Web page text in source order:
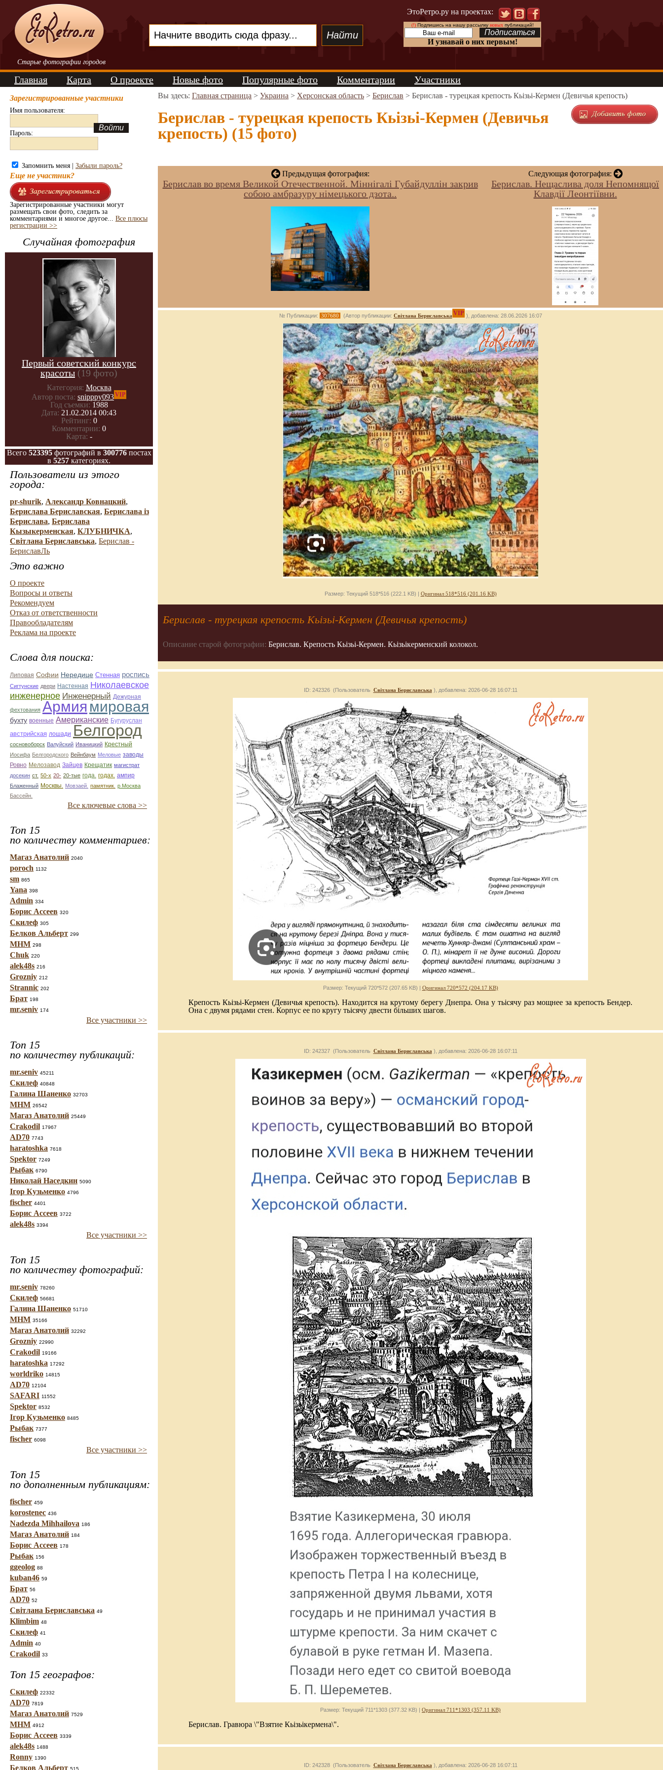
Старые фотографии городов
ЭтоРетро.ру на проектах:
(!)Подпишись на нашу рассылку новыхпубликаций!
И узнавай о них первым!
Главная Карта О проекте Новые фото Популярные фото Комментарии Участники
Зарегистрированные участники
Имя пользователя:
Пароль:
Запомнить меня | Забыли пароль?
Еще не участник?
Зарегистрированные участники могут
размещать свои фото, следить за
комментариями и многое другое... Все плюсы
регистрации >>
Случайная фотография
Первый советский конкурс
красоты (19 фото)
Категория: Москва
Автор поста: snipppy093VIP
Год съемки: 1988
Дата: 21.02.2014 00:43
Рейтинг: 0
Комментарии: 0
Карта: -
Всего 523395фотографий в 300776постах
в 5257 категориях.
Пользователи из этого
города:
pr-shurik, Александр Ковнацкий,
Берислава Бериславская, Берислава із
Берислава, Берислава
Кызыкерменская, КЛУБНИЧКА,
Свiтлана Бериславська, Берислав -
БериславЛь
Это важно
О проекте
Вопросы и ответы
Рекомендуем
Отказ от ответственности
Правообладателям
Реклама на проекте
Слова для поиска:
Липовая Софии Нередице Стенная роспись
Сигтунские двери Настенная Николаевское
инженерное Инженерный Дежурная
фехтования Армия мировая
бухту военные Американские Бугуруслан
австрийская лошади Белгород
сосновоборск Валуйский Иваницкий Крестный
Иосифа Белгородского Вейнбаум Меловые заводы
Ровно Мелозавод Зайцев Крещатик магистрат
досекин ст. 50-х 20- 20-тые года. годах. ампир
Блаженный Москвы. Мовзаей. памятник. р.Москва
Бассейн.
Все ключевые слова >>
Топ 15
по количеству комментариев:
Магаз Анатолий 2040
poroch 1132
sm 865
Yana 398
Admin 334
Борис Ассеев 320
Скилеф 305
Белков Альберт 299
МНМ 298
Chuk 220
alek48s 216
Grozniy 212
Strannic 202
Брат 198
mr.seniv 174
Все участники >>
Топ 15
по количеству публикаций:
mr.seniv 45211
Скилеф 40848
Галина Шаненко 32703
МНМ 26542
Магаз Анатолий 25449
Crakodil 17967
AD70 7743
haratoshka 7618
Spektor 7249
Рыбак 6790
Николай Наседкин 5090
Ігор Кузьменко 4796
fischer 4401
Борис Ассеев 3722
alek48s 3394
Все участники >>
Топ 15
по количеству фотографий:
mr.seniv 78260
Скилеф 56681
Галина Шаненко 51710
МНМ 35166
Магаз Анатолий 32292
Grozniy 22990
Crakodil 19166
haratoshka 17292
worldriko 14815
AD70 12104
SAFARI 11552
Spektor 8532
Ігор Кузьменко 8485
Рыбак 7377
fischer 6098
Все участники >>
Топ 15
по дополненным публикациям:
fischer 459
korostenec 436
Nadezda Mihhailova 186
Магаз Анатолий 184
Борис Ассеев 178
Рыбак 156
ggeolog 88
kuban46 59
Брат 56
AD70 52
Світлана Бериславська 49
Klimbim 48
Скилеф 41
Admin 40
Crakodil 33
Топ 15 географов:
Скилеф 22332
AD70 7819
Магаз Анатолий 7529
МНМ 4912
Борис Ассеев 3339
alek48s 1488
Ronny 1390
Белков Альберт 515
Вы здесь: Главная страница > Украина > Херсонская область > Берислав > Берислав - турецкая крепость Кьізьі-Кермен (Девичья крепость)
Берислав - турецкая крепость Кьізьі-Кермен (Девичья
крепость) (15 фото)
Предыдущая фотография:
Берислав во время Великой Отечественной. Міннігалі Губайдуллін закрив
собою амбразуру німецького дзота..
Следующая фотография:
Берислав. Нещаслива доля Непомнящої
Клавдії Леонтіївни.
№ Публикации: 307680 (Автор публикации: Світлана Бериславська VIP ), добавлена: 28.06.2026 16:07
Размер: Текущий 518*516 (222.1 KB) | Оригинал 518*516 (201.16 KB)
Берислав - турецкая крепость Кьізьі-Кермен (Девичья крепость)
Описание старой фотографии: Берислав. Крепость Кьізьі-Кермен. Кьізьікерменский колокол.
ID: 242326 (Пользователь Світлана Бериславська ), добавлена: 2026-06-28 16:07:11
Размер: Текущий 720*572 (207.65 KB) | Оригинал 720*572 (204.17 KB)
Крепость Кьізьі-Кермен (Девичья крепость). Находится на крутому берегу Днепра. Она у тьісячу раз мощнее за крепость Бендер.
Она с двумя рядами стен. Корпус ее по кругу тьісячу двести більших шагов.
ID: 242327 (Пользователь Світлана Бериславська ), добавлена: 2026-06-28 16:07:11
Размер: Текущий 711*1303 (377.32 KB) | Оригинал 711*1303 (357.11 KB)
Берислав. Гравюра \"Взятие Кьізьікермена\".
ID: 242328 (Пользователь Світлана Бериславська ), добавлена: 2026-06-28 16:07:11